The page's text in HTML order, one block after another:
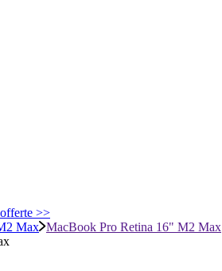
>>
Max MacBook Pro Retina 16" M2 Max